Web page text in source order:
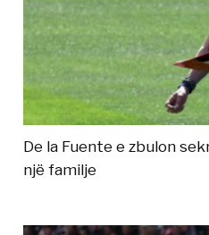
De la Fuente e zbulon
një familje